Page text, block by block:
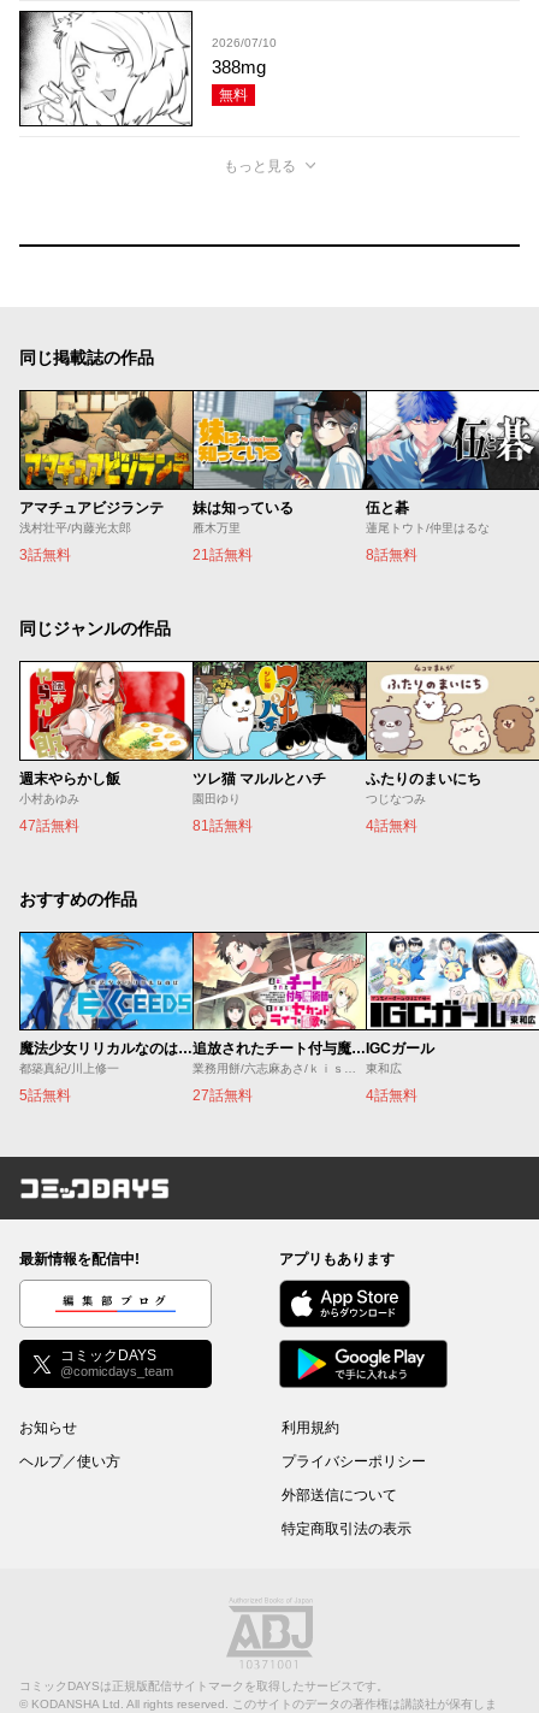
2026/07/10
388mg
無料
もっと見る
同じ掲載誌の作品
アマチュアビジランテ
浅村壮平/内藤光太郎
3話無料
妹は知っている
雁木万里
21話無料
伍と碁
蓮尾トウト/仲里はるな
8話無料
同じジャンルの作品
週末やらかし飯
小村あゆみ
47話無料
ツレ猫 マルルとハチ
園田ゆり
81話無料
ふたりのまいにち
つじなつみ
4話無料
おすすめの作品
魔法少女リリカルなのは EXCEEDS
都築真紀/川上修一
5話無料
追放されたチート付与魔術師は気ままなセカンドライフを謳歌する。 ～俺は武器だけじゃなく、あらゆるものに『強化ポイント』を付与できるし、俺の意思でいつでも効果を解除できるけど、残った人たち大丈夫？～
業務用餅/六志麻あさ/ｋｉｓｕｉ
27話無料
IGCガール
東和広
4話無料
コミックDAYS
最新情報を配信中!
編集部ブログ
コミックDAYS
@comicdays_team
アプリもあります
お知らせ
ヘルプ／使い方
利用規約
プライバシーポリシー
外部送信について
特定商取引法の表示
コミックDAYSは正規版配信サイトマークを取得したサービスです。
© KODANSHA Ltd. All rights reserved. このサイトのデータの著作権は講談社が保有しま